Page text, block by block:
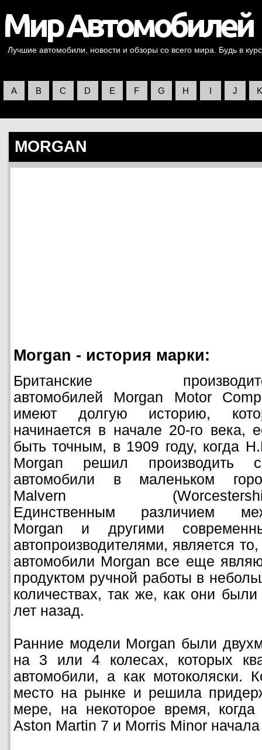
Лучшие автомобили, новости и обзоры со всего мира. Будь в
A B C D E F G H I J K
MORGAN
Morgan - история марки:
Британские
автомобилей Morgan Motor
имеют долгую историю,
начинается в начале 20-го века,
быть точным, в 1909 году, когда
Morgan решил производить
автомобили в маленьком
Malvern
Единственным различием
Morgan и другими
автопроизводителями, является то,
автомобили Morgan все еще
продуктом ручной работы в
количествах, так же, как они были
лет назад.
Ранние модели Morgan были
на 3 или 4 колесах, которых
автомобили, а как мотоколяски.
место на рынке и решила
мере, на некоторое время,
Aston Martin 7 и Morris Minor начала